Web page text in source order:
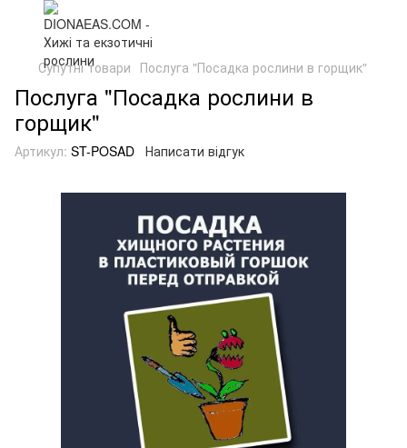
Супутні товари Послуга "Посадка рослини в горщик"
Послуга "Посадка рослини в
горщик"
Артикул: ST-POSAD Написати відгук